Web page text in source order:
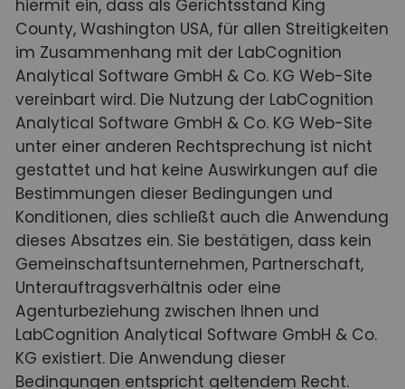
hiermit ein, dass als Gerichtsstand King
County, Washington USA, für allen Streitigkeiten
im Zusammenhang mit der LabCognition
Analytical Software GmbH & Co. KG Web-Site
vereinbart wird. Die Nutzung der LabCognition
Analytical Software GmbH & Co. KG Web-Site
unter einer anderen Rechtsprechung ist nicht
gestattet und hat keine Auswirkungen auf die
Bestimmungen dieser Bedingungen und
Konditionen, dies schließt auch die Anwendung
dieses Absatzes ein. Sie bestätigen, dass kein
Gemeinschaftsunternehmen, Partnerschaft,
Unterauftragsverhältnis oder eine
Agenturbeziehung zwischen Ihnen und
LabCognition Analytical Software GmbH & Co.
KG existiert. Die Anwendung dieser
Bedingungen entspricht geltendem Recht.